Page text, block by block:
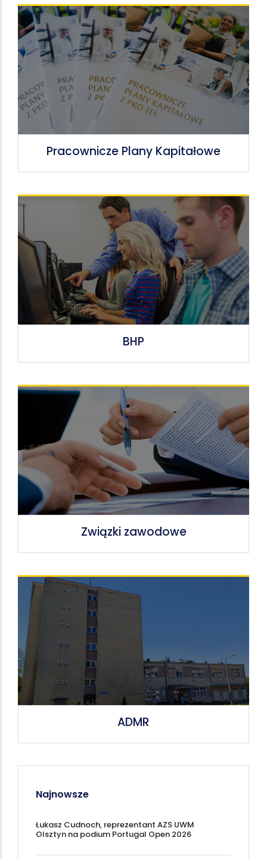
Pracownicze Plany Kapitałowe
BHP
Związki zawodowe
ADMR
Najnowsze
Łukasz Cudnoch, reprezentant AZS UWM
Olsztyn na podium Portugal Open 2026